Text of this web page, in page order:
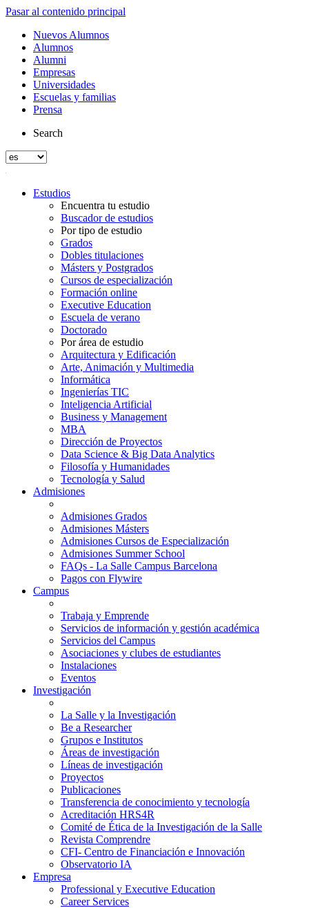
Pasar al contenido principal
Nuevos Alumnos
Alumnos
Alumni
Empresas
Universidades
Escuelas y familias
Prensa
Search
Estudios
Encuentra tu estudio
Buscador de estudios
Por tipo de estudio
Grados
Dobles titulaciones
Másters y Postgrados
Cursos de especialización
Formación online
Executive Education
Escuela de verano
Doctorado
Por área de estudio
Arquitectura y Edificación
Arte, Animación y Multimedia
Informática
Ingenierías TIC
Inteligencia Artificial
Business y Management
MBA
Dirección de Proyectos
Data Science & Big Data Analytics
Filosofía y Humanidades
Tecnología y Salud
Admisiones
Admisiones Grados
Admisiones Másters
Admisiones Cursos de Especialización
Admisiones Summer School
FAQs - La Salle Campus Barcelona
Pagos con Flywire
Campus
Trabaja y Emprende
Servicios de información y gestión académica
Servicios del Campus
Asociaciones y clubes de estudiantes
Instalaciones
Eventos
Investigación
La Salle y la Investigación
Be a Researcher
Grupos e Institutos
Áreas de investigación
Líneas de investigación
Proyectos
Publicaciones
Transferencia de conocimiento y tecnología
Acreditación HRS4R
Comité de Ética de la Investigación de la Salle
Revista Comprendre
CFI- Centro de Financiación e Innovación
Observatorio IA
Empresa
Professional y Executive Education
Career Services